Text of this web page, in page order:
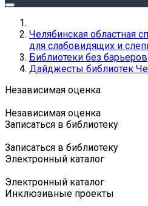
Челябинская областная
для слабовидящих и
Библиотеки без барьеров
Дайджесты библиотек
Независимая оценка
Независимая оценка
Записаться в библиотеку
Записаться в библиотеку
Электронный каталог
Электронный каталог
Инклюзивные проекты